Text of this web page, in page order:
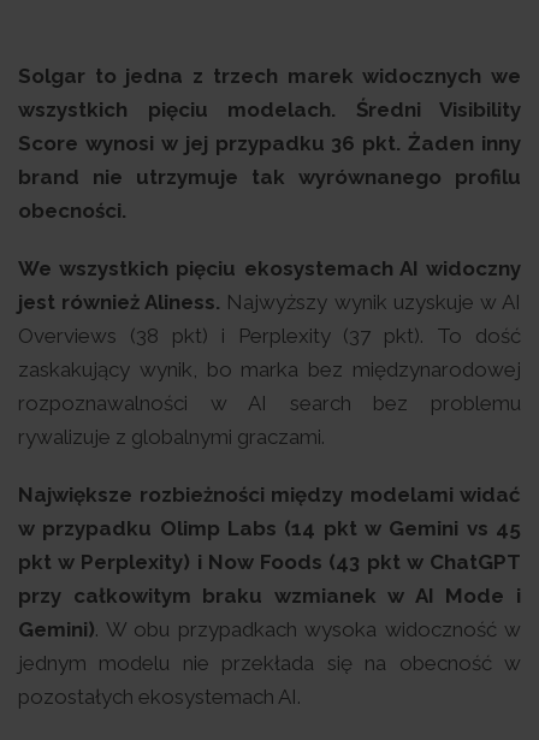
Solgar to jedna z trzech marek widocznych we
wszystkich pięciu modelach. Średni Visibility
Score wynosi w jej przypadku 36 pkt. Żaden inny
brand nie utrzymuje tak wyrównanego profilu
obecności.
We wszystkich pięciu ekosystemach AI widoczny
jest również Aliness. Najwyższy wynik uzyskuje w AI
Overviews (38 pkt) i Perplexity (37 pkt). To dość
zaskakujący wynik, bo marka bez międzynarodowej
rozpoznawalności w AI search bez problemu
rywalizuje z globalnymi graczami.
Największe rozbieżności między modelami widać
w przypadku Olimp Labs (14 pkt w Gemini vs 45
pkt w Perplexity) i Now Foods (43 pkt w ChatGPT
przy całkowitym braku wzmianek w AI Mode i
Gemini). W obu przypadkach wysoka widoczność w
jednym modelu nie przekłada się na obecność w
pozostałych ekosystemach AI.